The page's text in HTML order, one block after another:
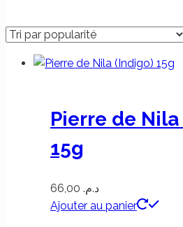
Pierre de
15g
د.م.
Ajouter au panier